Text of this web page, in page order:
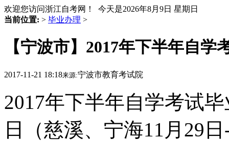
欢迎您访问浙江自考网！ 今天是2026年8月9日 星期日
当前位置: > 毕业办理 >
【宁波市】2017年下半年自学
2017-11-21 18:18来源:宁波市教育考试院
2017年下半年自学考试
日（慈溪、宁海11月29